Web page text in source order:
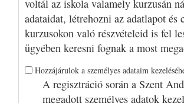
voltál az iskola valamely kurzusán
adataidat, létrehozni az adatlapot
kurzusokon való részvételeid is fel
ügyében keresni fognak a most
Hozzájárulok a személyes adataim
A regisztráció során a Szent
megadott személyes adatok